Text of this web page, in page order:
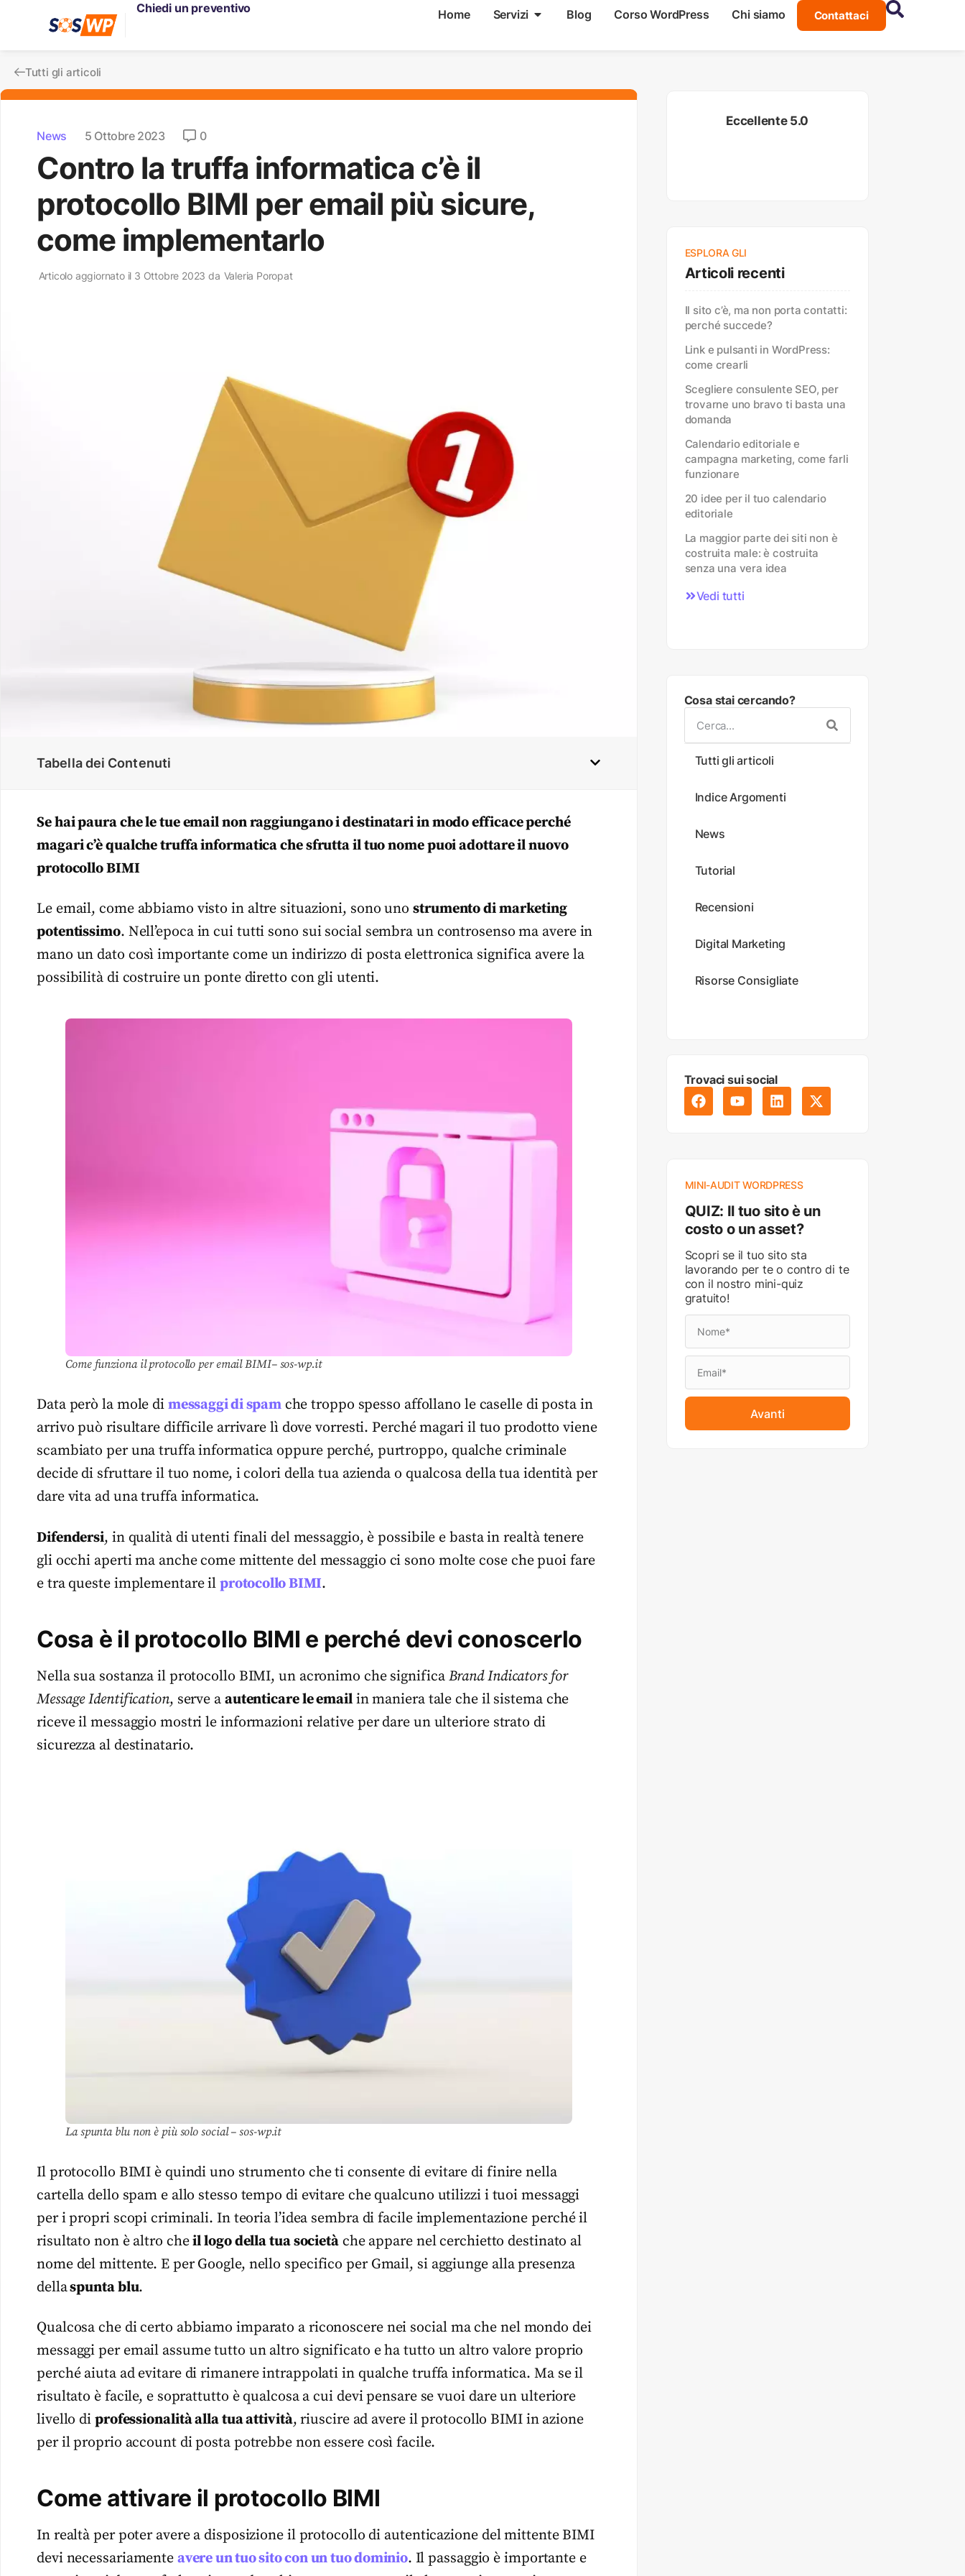
Home Servizi Blog Corso WordPress Chi siamo Contattaci
Chiedi un preventivo
Tutti gli articoli
News 5 Ottobre 2023 0
Contro la truffa informatica c’è il
protocollo BIMI per email più sicure,
come implementarlo
Articolo aggiornato il 3 Ottobre 2023 da Valeria Poropat
Tabella dei Contenuti
Se hai paura che le tue email non raggiungano i destinatari in modo efficace perché
magari c’è qualche truffa informatica che sfrutta il tuo nome puoi adottare il nuovo
protocollo BIMI
Le email, come abbiamo visto in altre situazioni, sono unostrumento di marketing
potentissimo. Nell’epoca in cui tutti sono sui social sembra un controsenso ma avere in
mano un dato così importante come un indirizzo di posta elettronica significa avere la
possibilità di costruire un ponte diretto con gli utenti.
Come funziona il protocollo per email BIMI– sos-wp.it
Data però la mole di messaggi dispamche troppo spesso affollano le caselle di posta in
arrivo può risultare difficile arrivare lì dove vorresti. Perché magari il tuo prodotto viene
scambiato per una truffa informatica oppure perché, purtroppo, qualche criminale
decide di sfruttare il tuo nome, i colori della tua azienda o qualcosa della tua identità per
dare vita ad una truffa informatica.
Difendersi, in qualità di utenti finali del messaggio, è possibile e basta in realtà tenere
gli occhi aperti ma anche come mittente del messaggio ci sono molte cose che puoi fare
e tra queste implementare ilprotocollo BIMI.
Cosa è il protocollo BIMI e perché devi conoscerlo
Nella sua sostanza il protocollo BIMI, un acronimo che significa Brand Indicators for
Message Identification, serve a autenticare le emailin maniera tale che il sistema che
riceve il messaggio mostri le informazioni relative per dare un ulteriore strato di
sicurezza al destinatario.
La spunta blu non è più solo social – sos-wp.it
Il protocollo BIMI è quindi uno strumento che ti consente di evitare di finire nella
cartella dello spam e allo stesso tempo di evitare che qualcuno utilizzi i tuoi messaggi
per i propri scopi criminali. In teoria l’idea sembra di facile implementazione perché il
risultato non è altro cheil logo della tua societàche appare nel cerchietto destinato al
nome del mittente. E per Google, nello specifico per Gmail, si aggiunge alla presenza
dellaspunta blu.
Qualcosa che di certo abbiamo imparato a riconoscere nei social ma che nel mondo dei
messaggi per email assume tutto un altro significato e ha tutto un altro valore proprio
perché aiuta ad evitare di rimanere intrappolati in qualche truffa informatica. Ma se il
risultato è facile, e soprattutto è qualcosa a cui devi pensare se vuoi dare un ulteriore
livello di professionalità alla tua attività, riuscire ad avere il protocollo BIMI in azione
per il proprio account di posta potrebbe non essere così facile.
Come attivare il protocollo BIMI
In realtà per poter avere a disposizione il protocollo di autenticazione del mittente BIMI
devi necessariamente avereun tuo sito con un tuo dominio. Il passaggio è importante e
Eccellente 5.0
ESPLORA GLI
Articoli recenti
Il sito c’è, ma non porta contatti:
perché succede?
Link e pulsanti in WordPress:
come crearli
Scegliere consulente SEO, per
trovarne uno bravo ti basta una
domanda
Calendario editoriale e
campagna marketing, come farli
funzionare
20 idee per il tuo calendario
editoriale
La maggior parte dei siti non è
costruita male: è costruita
senza una vera idea
Vedi tutti
Cosa stai cercando?
Tutti gli articoli
Indice Argomenti
News
Tutorial
Recensioni
Digital Marketing
Risorse Consigliate
Trovaci sui social
MINI-AUDIT WORDPRESS
QUIZ: Il tuo sito è un
costo o un asset?
Scopri se il tuo sito sta
lavorando per te o contro di te
con il nostro mini-quiz
gratuito!
Avanti